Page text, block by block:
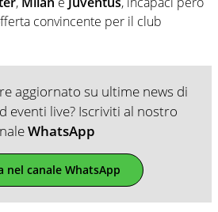
convincente per il club
aggiornato su ultime news di
eventi live? Iscriviti al nostro
WhatsApp
nel canale WhatsApp